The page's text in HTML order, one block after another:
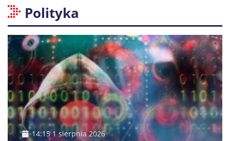
Polityka
14:15 1 sierpnia 2026